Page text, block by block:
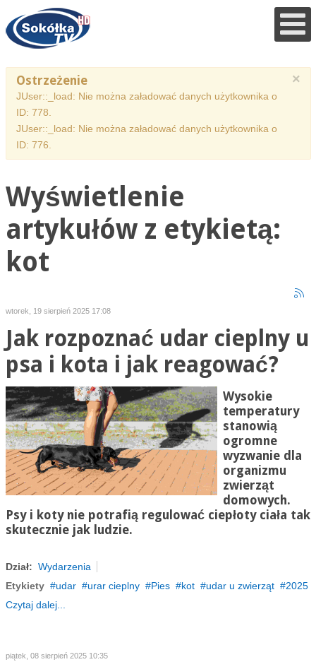
×
Ostrzeżenie
JUser::_load: Nie można załadować danych użytkownika o
ID: 778.
JUser::_load: Nie można załadować danych użytkownika o
ID: 776.
Wyświetlenie
artykułów z etykietą:
kot
wtorek, 19 sierpień 2025 17:08
Jak rozpoznać udar cieplny u
psa i kota i jak reagować?
Wysokie
temperatury
stanowią
ogromne
wyzwanie dla
organizmu
zwierząt
domowych.
Psy i koty nie potrafią regulować ciepłoty ciała tak
skutecznie jak ludzie.
Dział: Wydarzenia
Etykiety
udar urar cieplny Pies kot udar u zwierząt
2025
Czytaj dalej...
piątek, 08 sierpień 2025 10:35